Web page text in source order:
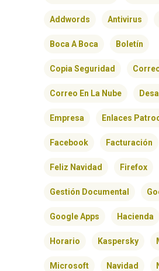
Addwords Antivirus
Boca A Boca Boletín
Copia Seguridad
Correo En La Nube
Empresa Enlaces
Facebook Facturación
Feliz Navidad Firefox
Gestión Documental
Google Apps Hacienda
Horario Kaspersky
Microsoft Navidad